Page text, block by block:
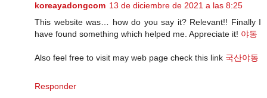
koreayadongcom 13 de diciembre de 2021 a las 8:25
This website was… how do you say it? Relevant!! Finally I
have found something which helped me. Appreciate it! 야동
Also feel free to visit may web page check this link 국산야동
Responder